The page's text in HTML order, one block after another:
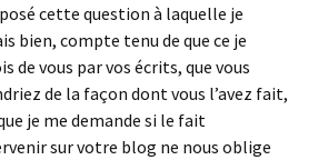
posé cette question à laquelle je
bien, compte tenu de que ce je
de vous par vos écrits, que vous
de la façon dont vous l’avez fait,
je me demande si le fait
sur votre blog ne nous oblige